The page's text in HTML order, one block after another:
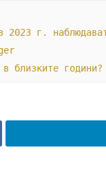
2023 г.
близките години?